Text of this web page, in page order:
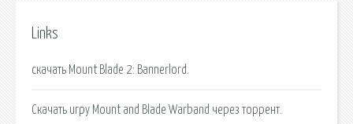
Links
скачать Mount Blade 2: Bannerlord.
Скачать игру Mount and Blade Warband через торрент.